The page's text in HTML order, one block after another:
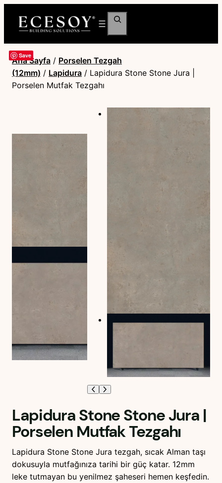
Ara
Save
Ana Sayfa / Porselen Tezgah
(12mm) / Lapidura / Lapidura Stone Stone Jura |
Porselen Mutfak Tezgahı
Lapidura Stone Stone Jura |
Porselen Mutfak Tezgahı
Lapidura Stone Stone Jura tezgah, sıcak Alman taşı
dokusuyla mutfağınıza tarihi bir güç katar. 12mm
leke tutmayan bu yenilmez şaheseri hemen keşfedin.